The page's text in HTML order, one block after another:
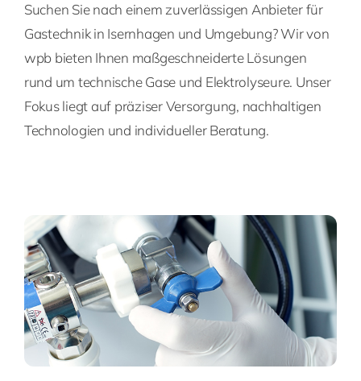
Suchen Sie nach einem zuverlässigen Anbieter für
Gastechnik in Isernhagen und Umgebung? Wir von
wpb bieten Ihnen maßgeschneiderte Lösungen
rund um technische Gase und Elektrolyseure. Unser
Fokus liegt auf präziser Versorgung, nachhaltigen
Technologien und individueller Beratung.